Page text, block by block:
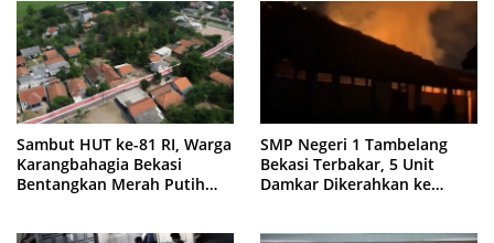
Sambut HUT ke-81 RI, Warga
Karangbahagia Bekasi
Bentangkan Merah Putih
SMP Negeri 1 Tambelang
Bekasi Terbakar, 5 Unit
Damkar Dikerahkan ke